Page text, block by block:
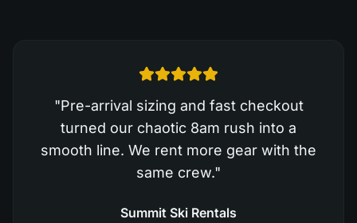
"Pre-arrival sizing and fast checkout
turned our chaotic 8am rush into a
smooth line. We rent more gear with the
same crew."
Summit Ski Rentals